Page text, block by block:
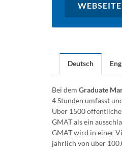
WEBSEITE
Deutsch
Bei dem Graduate
4 Stunden umfasst
Über 1500
GMAT als ein
GMAT wird in einer
jährlich von über